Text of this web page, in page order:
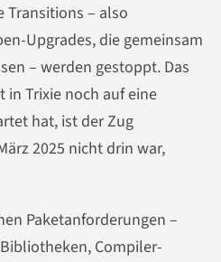
Transitions – also
Upgrades, die gemeinsam
– werden gestoppt. Das
in Trixie noch auf eine
hat, ist der Zug
2025 nicht drin war,
Paketanforderungen –
Compiler-